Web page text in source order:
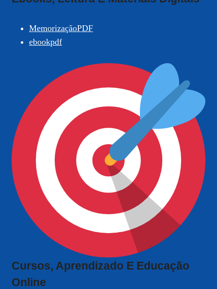
MemorizaçãoPDF
ebookpdf
Cursos, Aprendizado E Educação
Online